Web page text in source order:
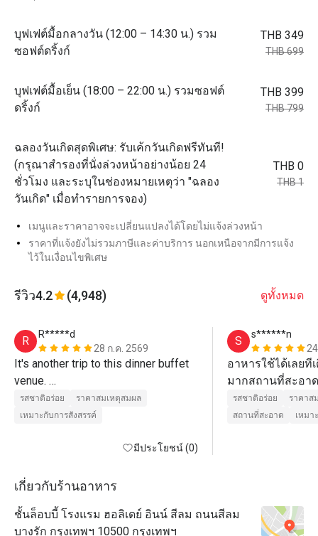
บุฟเฟต์มื้อกลางวัน (12:00 – 14:30 น.) รวม
ซอฟต์ดริ้งก์​
THB 349
THB 699
บุฟเฟต์มื้อเย็น (18:00 – 22:00 น.) รวมซอฟต์
ดริ้งก์​
THB 399
THB 799
ฉลองวันเกิดสุดพิเศษ: รับเค้กวันเกิดฟรีทันที!
(กรุณาสำรองที่นั่งล่วงหน้าอย่างน้อย 24
ชั่วโมง และระบุในช่องหมายเหตุว่า "ฉลอง
วันเกิด" เมื่อทำรายการจอง)
THB 0
THB 1
เมนูและราคาอาจจะเปลี่ยนแปลงได้โดยไม่แจ้งล่วงหน้า
ราคาที่แจ้งยังไม่รวมภาษีและค่าบริการ นอกเหนือจากมีการแจ้ง
ไว้ในเงื่อนไขพิเศษ
รีวิว4.2 (4,948) ดูทั้งหมด
R
R*****d
28 ก.ค. 2569
It's another trip to this dinner buffet
venue.
Price is value and the food variety is
good.
รสชาติอร่อย
ราคาสมเหตุสมผล
เหมาะกับการสังสรรค์
มีประโยชน์ (0)
S
s******n
อาหารใช้ได้เลยที
มากสถานที่สะอา
รสชาติอร่อย
ราคาส
สถานที่สะอาด
เหมา
เกี่ยวกับร้านอาหาร
ชั้นล็อบบี้ โรงแรม ฮอลิเดย์ อินน์ สีลม ถนนสีลม
บางรัก กรุงเทพฯ 10500 กรุงเทพฯ